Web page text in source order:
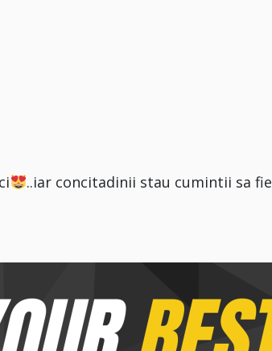
..iar concitadinii stau cumintii sa fie